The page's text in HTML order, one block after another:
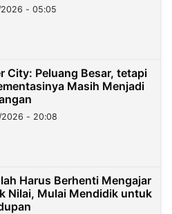
- 05:05
City: Peluang Besar, tetapi
Masih Menjadi
2026 - 20:08
Harus Berhenti Mengajar
Nilai, Mulai Mendidik untuk